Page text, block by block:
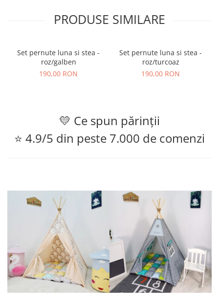
PRODUSE SIMILARE
Set pernute luna si stea -
roz/galben
190,00 RON
Set pernute luna si stea -
roz/turcoaz
190,00 RON
💛 Ce spun părinții
⭐ 4.9/5 din peste 7.000 de comenzi